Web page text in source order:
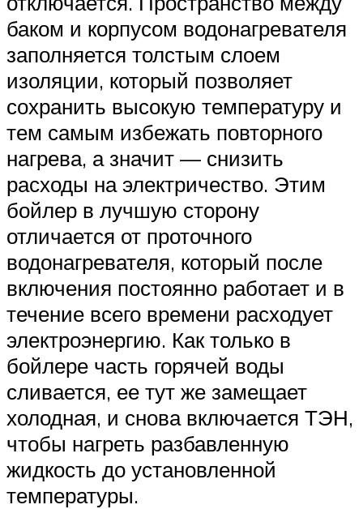
баком и корпусом водонагревателя
заполняется толстым слоем
изоляции, который позволяет
сохранить высокую температуру и
тем самым избежать повторного
нагрева, а значит — снизить
расходы на электричество. Этим
бойлер в лучшую сторону
отличается от проточного
водонагревателя, который после
включения постоянно работает и в
течение всего времени расходует
электроэнергию. Как только в
бойлере часть горячей воды
сливается, ее тут же замещает
холодная, и снова включается ТЭН,
чтобы нагреть разбавленную
жидкость до установленной
температуры.